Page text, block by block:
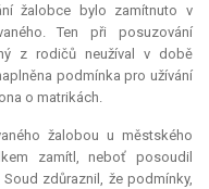
žalobce bylo zamítnuto v
Ten při posuzování
z rodičů neužíval v době
podmínka pro užívání
o matrikách.
žalobou u městského
zamítl, neboť posoudil
zdůraznil, že podmínky,